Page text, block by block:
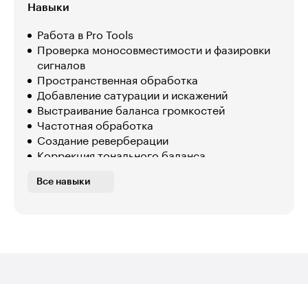
Навыки
Работа в Pro Tools
Проверка моносовместимости и фазировки
сигналов
Пространственная обработка
Добавление сатурации и искажений
Выстраивание баланса громкостей
Частотная обработка
Создание реверберации
Коррекция тонального баланса
Динамическая обработка
Все навыки